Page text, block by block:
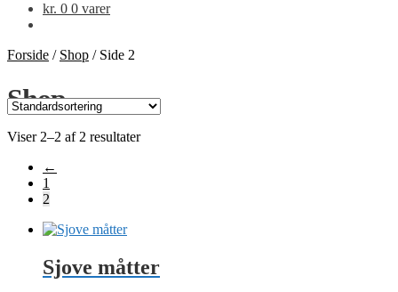
kr. 0 0 varer
Forside / Shop / Side 2
Shop
Viser 2–2 af 2 resultater
←
1
2
Sjove måtter